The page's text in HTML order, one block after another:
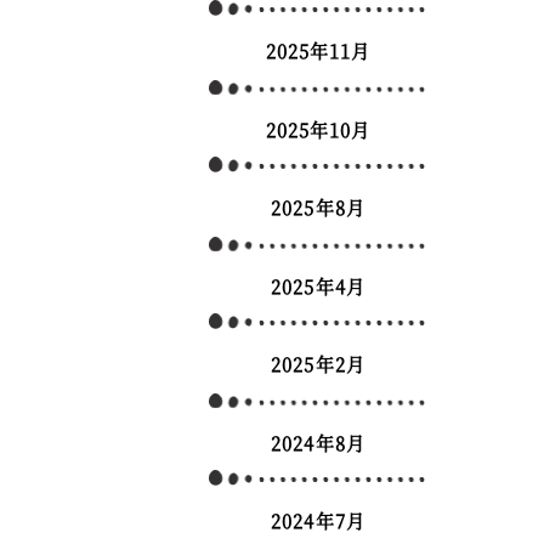
2025年11月
2025年10月
2025年8月
2025年4月
2025年2月
2024年8月
2024年7月